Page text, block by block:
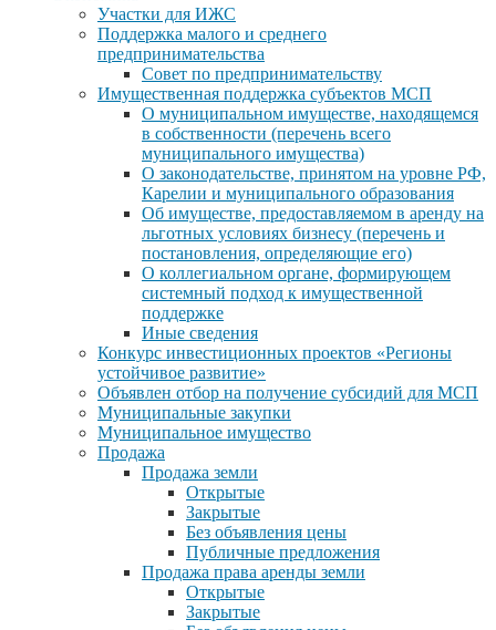
Участки для ИЖС
Поддержка малого и среднего
предпринимательства
Совет по предпринимательству
Имущественная поддержка субъектов МСП
О муниципальном имуществе, находящемся
в собственности (перечень всего
муниципального имущества)
О законодательстве, принятом на уровне РФ,
Карелии и муниципального образования
Об имуществе, предоставляемом в аренду на
льготных условиях бизнесу (перечень и
постановления, определяющие его)
О коллегиальном органе, формирующем
системный подход к имущественной
поддержке
Иные сведения
Конкурс инвестиционных проектов «Регионы
устойчивое развитие»
Объявлен отбор на получение субсидий для МСП
Муниципальные закупки
Муниципальное имущество
Продажа
Продажа земли
Открытые
Закрытые
Без объявления цены
Публичные предложения
Продажа права аренды земли
Открытые
Закрытые